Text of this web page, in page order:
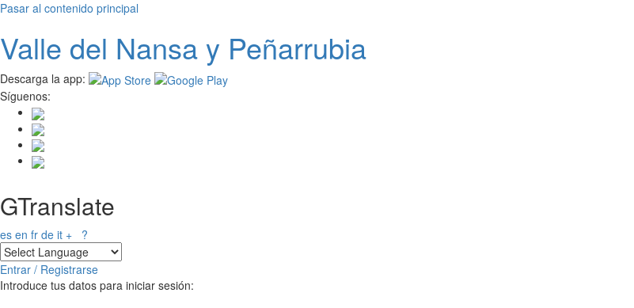
Pasar al contenido principal
Valle del Nansay Peñarrubia
Descarga la app:
Síguenos:
GTranslate
es en fr de it + ?
Entrar / Registrarse
Introduce tus datos para iniciar sesión: